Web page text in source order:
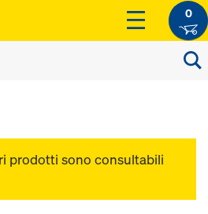
0
prodotti sono consultabili